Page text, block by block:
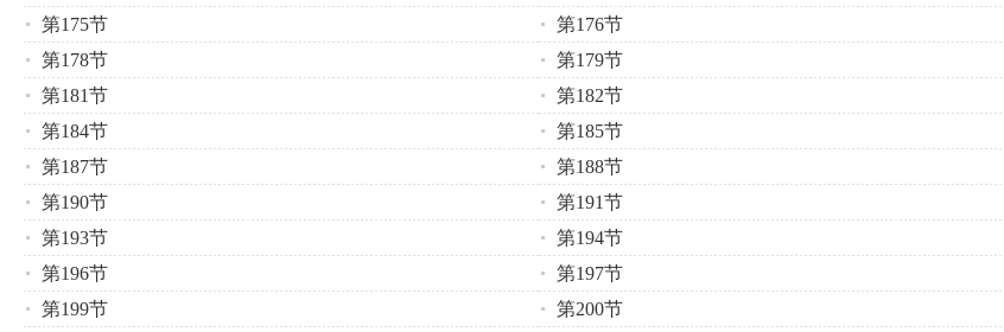
第175节
第176节
第178节
第179节
第181节
第182节
第184节
第185节
第187节
第188节
第190节
第191节
第193节
第194节
第196节
第197节
第199节
第200节